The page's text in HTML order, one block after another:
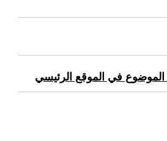
الموضوع في الموقع الرئيسي